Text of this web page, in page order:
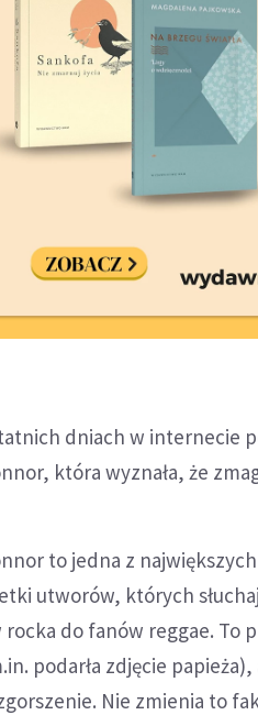
dniach w internecie
która wyznała, że
to jedna z
utworów, których
do fanów reggae. To
podarła zdjęcie
Nie zmienia to